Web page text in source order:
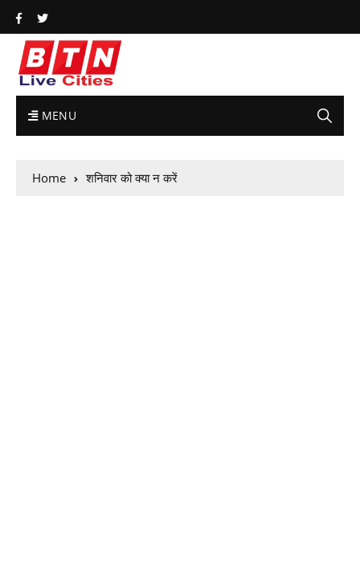
MENU
Home शनिवार को क्या न करें